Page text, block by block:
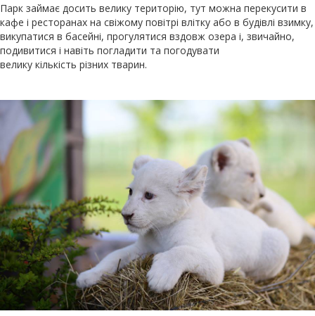
Парк займає досить велику територію, тут можна перекусити в
кафе і ресторанах на свіжому повітрі влітку або в будівлі взимку,
викупатися в басейні, прогулятися вздовж озера і, звичайно,
подивитися і навіть погладити та погодувати
велику кількість різних тварин.